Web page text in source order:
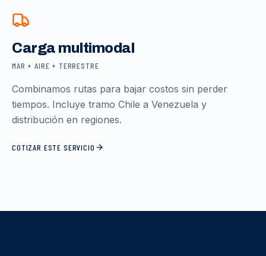
Carga multimodal
MAR + AIRE + TERRESTRE
Combinamos rutas para bajar costos sin perder
tiempos. Incluye tramo Chile a Venezuela y
distribución en regiones.
COTIZAR ESTE SERVICIO